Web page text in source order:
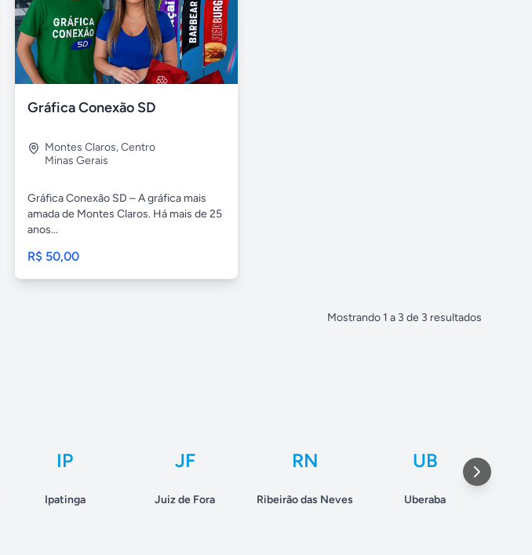
Gráfica Conexão SD
Montes Claros,Centro
Minas Gerais
Gráfica Conexão SD – A gráfica mais
amada de Montes Claros. Há mais de 25
anos...
R$ 50,00
Mostrando 1 a 3 de 3 resultados
IP
Ipatinga
JF
Juiz de Fora
RN
Ribeirão das Neves
UB
Uberaba